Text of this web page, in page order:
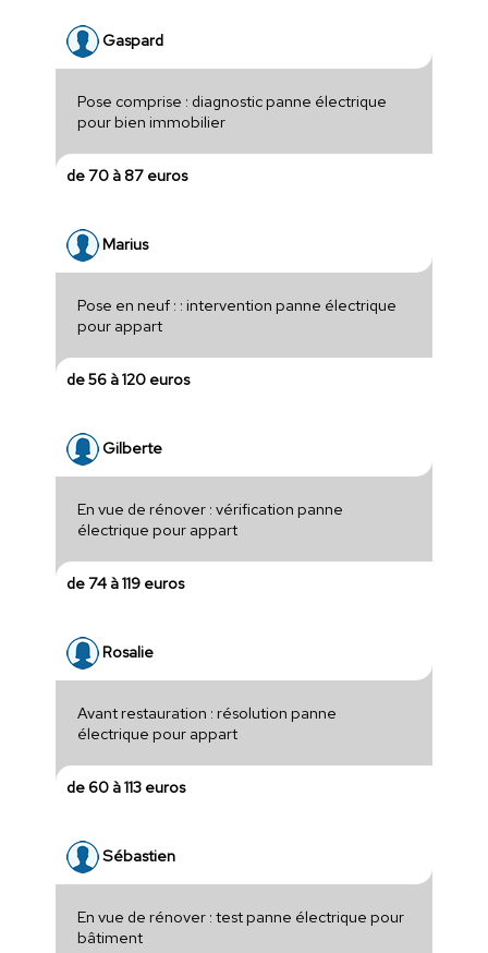
Gaspard
Pose comprise : diagnostic panne électrique
pour bien immobilier
de 70 à 87 euros
Marius
Pose en neuf : : intervention panne électrique
pour appart
de 56 à 120 euros
Gilberte
En vue de rénover : vérification panne
électrique pour appart
de 74 à 119 euros
Rosalie
Avant restauration : résolution panne
électrique pour appart
de 60 à 113 euros
Sébastien
En vue de rénover : test panne électrique pour
bâtiment